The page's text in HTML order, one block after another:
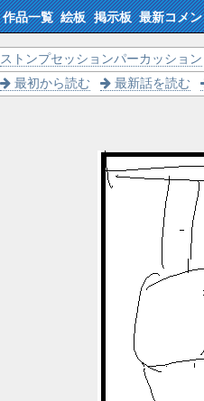
作品一覧 絵板 掲示板 最新コメ
ストンプセッションパーカッション
最初から読む 最新話を読む